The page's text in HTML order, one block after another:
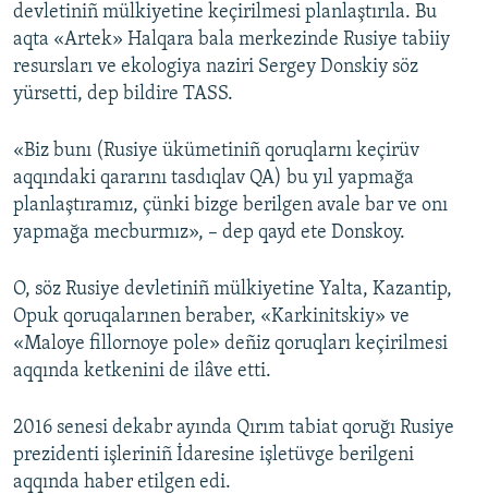
VİDEO
SÜRET
BLOGLAR
FİKİR
Русский
Українською
QOŞULIÑIZ!
devletiniñ mülkiyetine keçirilmesi planlaştırıla. Bu
aqta «Artek» Halqara bala merkezinde Rusiye tabiiy
resursları ve ekologiya naziri Sergey Donskiy söz
yürsetti, dep bildire TASS.
«Biz bunı (Rusiye ükümetiniñ qoruqlarnı keçirüv
aqqındaki qararını tasdıqlav QA) bu yıl yapmağa
planlaştıramız, çünki bizge berilgen avale bar ve onı
yapmağa mecburmız», – dep qayd ete Donskoy.
O, söz Rusiye devletiniñ mülkiyetine Yalta, Kazantip,
Opuk qoruqalarınen beraber, «Karkinitskiy» ve
«Maloye fillornoye pole» deñiz qoruqları keçirilmesi
aqqında ketkenini de ilâve etti.
2016 senesi dekabr ayında Qırım tabiat qoruğı Rusiye
prezidenti işleriniñ İdaresine işletüvge berilgeni
aqqında haber etilgen edi.